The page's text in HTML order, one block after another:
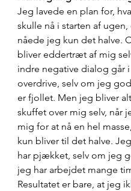
Jeg lavede en plan for,
skulle nå i starten af
nåede jeg kun det halve.
bliver eddertræt af mig
indre negative dialog går i
overdrive, selv om jeg
er fjollet. Men jeg bliver
skuffet over mig selv, når
mig for at nå en hel
kun bliver til det halve.
har pjækket, selv om jeg
jeg har arbejdet mange
Resultatet er bare, at jeg